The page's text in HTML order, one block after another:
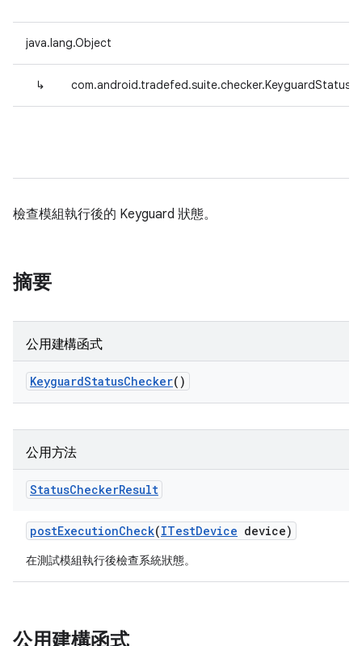
java.lang.Object
↳
檢查模組執行後的 Keyguard 狀態。
摘要
公用建構函式
KeyguardStatusChecker()
公用方法
StatusCheckerResult
postExecutionCheck(ITestDevice device)
在測試模組執行後檢查系統狀態。
公用建構函式